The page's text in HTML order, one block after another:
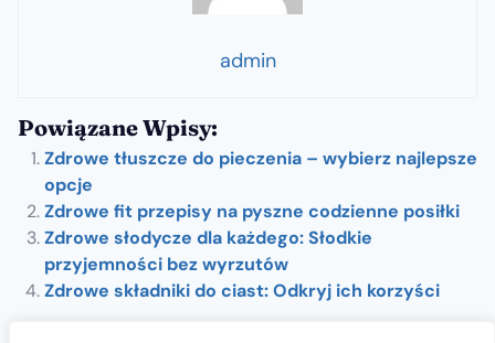
admin
Powiązane Wpisy:
Zdrowe tłuszcze do pieczenia – wybierz najlepsze
opcje
Zdrowe fit przepisy na pyszne codzienne posiłki
Zdrowe słodycze dla każdego: Słodkie
przyjemności bez wyrzutów
Zdrowe składniki do ciast: Odkryj ich korzyści